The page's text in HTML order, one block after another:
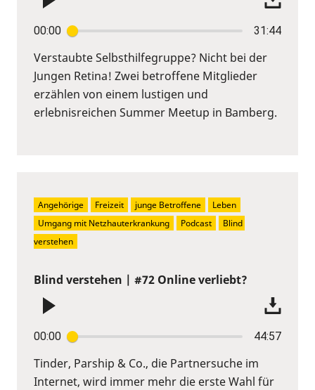
00:00 31:44
Verstaubte Selbsthilfegruppe? Nicht bei der
Jungen Retina! Zwei betroffene Mitglieder
erzählen von einem lustigen und
erlebnisreichen Summer Meetup in Bamberg.
Blind verstehen | #72 Online verliebt?
00:00 44:57
Tinder, Parship & Co., die Partnersuche im
Internet, wird immer mehr die erste Wahl für
Angehörige Freizeit junge Betroffene
Leben
Umgang mit Netzhauterkrankung
Podcast
Blind
verstehen